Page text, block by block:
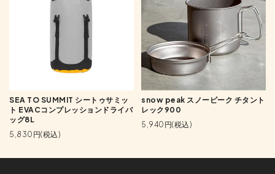
SEA TO SUMMIT シートゥサミッ
ト EVACコンプレッションドライバ
ッグ8L
5,830円(税込)
snow peak スノーピーク チタント
レック900
5,940円(税込)